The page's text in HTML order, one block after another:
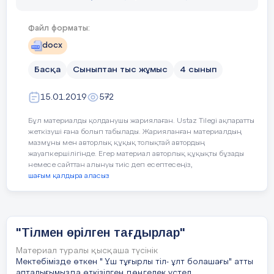
3. Ұштарын түйіндеп бекіту.
Б)4 талды өрім(5 мин)
1. Жіпті екі-екіден бөліп ұстап өріледі.
2. Оң жақтағы екі жіпті үстінен өткізіп ортаға
әкелу.
3. Сол жақтағы екі жіпті астынан өткізіп ортаға
қосу.
4. Үнемі жоғары-төмен ауыстыру принципін
В) 6 талды өрім
Кезекпен сол және оң жақтағы жіпті ортасына
әкелу арқылы жасалады.
атамыз айтқандай ендігі кезекті
Мекемтас Үмітжанның орындауында ән.
3.М Әлімбаевтың шығармашылығын
Хамит Маржанға берейік .
4.Тағылым ойын халқымның
Талайдан тердім мен де ептеп
Қақысы бар гой әркімнің
жырлағандай
Нақыл сөздерге кезек берейік
Нұрзат. Нұрай.
Файл форматы:
docx
Басқа Сыныптан тыс жұмыс 4 сынып
15.01.2019 572
Бұл материалды қолданушы жариялаған. Ustaz Tilegi ақпаратты
жеткізуші ғана болып табылады. Жарияланған материалдың
мазмұны мен авторлық құқық толықтай автордың
жауапкершілігінде. Егер материал авторлық құқықты бұзады
немесе сайттан алынуы тиіс деп есептесеңіз,
шағым қалдыра аласыз
"Тілмен өрілген тағдырлар"
Материал туралы қысқаша түсінік
Мектебімізде өткен " Үш тұғырлы тіл- ұлт болашағы" атты